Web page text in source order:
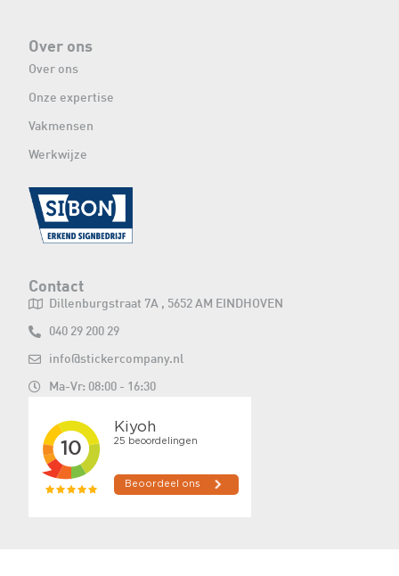
Over ons
Over ons
Onze expertise
Vakmensen
Werkwijze
Contact
Dillenburgstraat 7A , 5652 AM EINDHOVEN
040 29 200 29
info@stickercompany.nl
Ma-Vr: 08:00 - 16:30